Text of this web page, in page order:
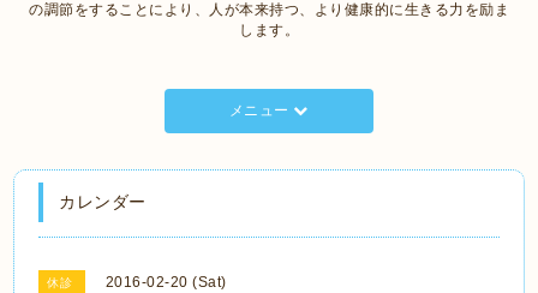
の調節をすることにより、人が本来持つ、より健康的に生きる力を励ま
します。
メニュー
カレンダー
休診 2016-02-20 (Sat)